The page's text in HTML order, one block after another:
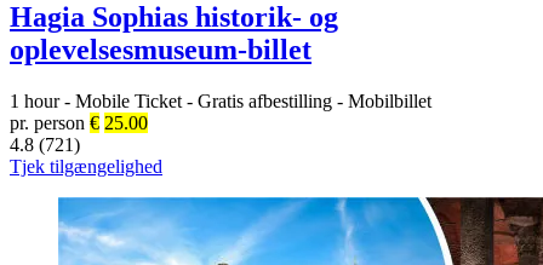
Hagia Sophias historik- og
oplevelsesmuseum-billet
1 hour - Mobile Ticket - Gratis afbestilling - Mobilbillet
pr. person € 25.00
4.8 (721)
Tjek tilgængelighed